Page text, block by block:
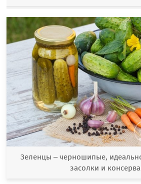
Зеленцы – черношипые,
засолки и